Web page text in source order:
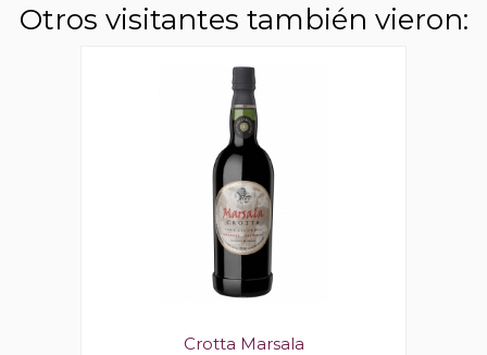
Otros visitantes también vieron:
Crotta Marsala